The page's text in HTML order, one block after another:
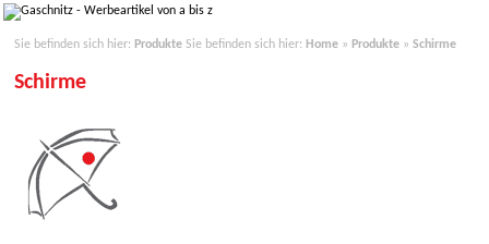
Sie befinden sich hier: Produkte Sie befinden sich hier: Home » Produkte » Schirme
Schirme